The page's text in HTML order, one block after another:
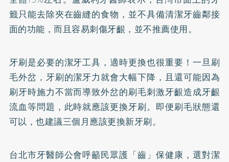
籤只能去除夾在齒縫的食物，並不具備清潔牙齒鄰接
面的功能，而且容易刺傷牙齦，並不推薦使用。
牙刷是必要的潔牙工具，適時更換也很重要！一旦刷
毛外岔，牙刷的潔牙力就會大幅下降，且還可能因為
刷牙時施力不當而導致外岔的刷毛刺激牙齦造成牙齦
流血等問題，此時就應該更換牙刷。即便刷毛狀態還
可以，也建議三個月應該更換新牙刷。
台北市牙醫師公會呼籲民眾護「齒」保健康，選對潔